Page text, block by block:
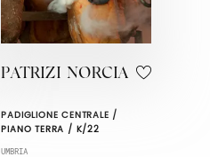
PATRIZI NORCIA
PADIGLIONE CENTRALE /
PIANO TERRA / K/22
UMBRIA